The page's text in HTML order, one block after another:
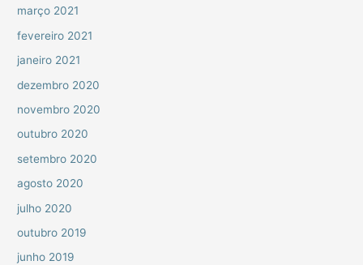
março 2021
fevereiro 2021
janeiro 2021
dezembro 2020
novembro 2020
outubro 2020
setembro 2020
agosto 2020
julho 2020
outubro 2019
junho 2019